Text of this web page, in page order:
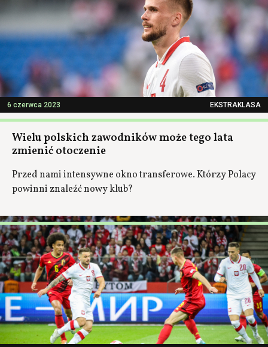
6 czerwca 2023 EKSTRAKLASA
Wielu polskich zawodników może tego lata
zmienić otoczenie
Przed nami intensywne okno transferowe. Którzy Polacy
powinni znaleźć nowy klub?